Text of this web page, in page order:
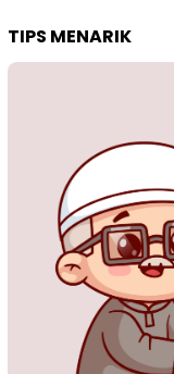
TIPS MENARIK